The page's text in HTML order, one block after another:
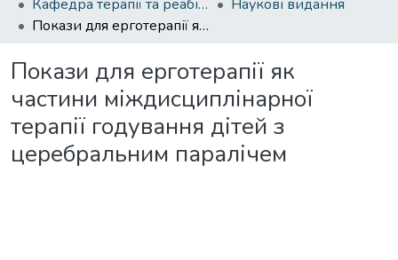
Кафедра терапії та реабілітації
Наукові видання
Покази для ерготерапії як частини міждисциплінарної терапії годування дітей з церебральним паралічем
Покази для ерготерапії як
частини міждисциплінарної
терапії годування дітей з
церебральним паралічем